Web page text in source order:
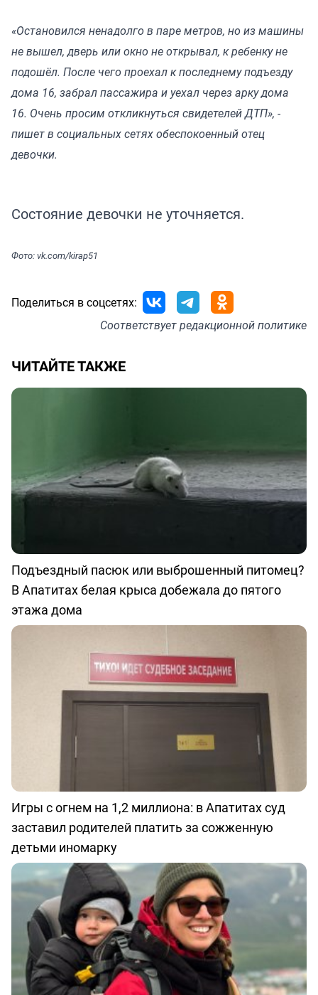
«Остановился ненадолго в паре метров, но из машины
не вышел, дверь или окно не открывал, к ребенку не
подошёл. После чего проехал к последнему подъезду
дома 16, забрал пассажира и уехал через арку дома
16. Очень просим откликнуться свидетелей ДТП», -
пишет в социальных сетях обеспокоенный отец
девочки.
Состояние девочки не уточняется.
Фото: vk.com/kirap51
Поделиться в соцсетях:
Соответствуетредакционной политике
ЧИТАЙТЕ ТАКЖЕ
Подъездный пасюк или выброшенный питомец?
В Апатитах белая крыса добежала до пятого
этажа дома
Игры с огнем на 1,2 миллиона: в Апатитах суд
заставил родителей платить за сожженную
детьми иномарку